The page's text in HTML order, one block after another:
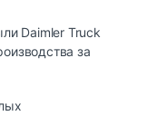
Daimler Truck
за